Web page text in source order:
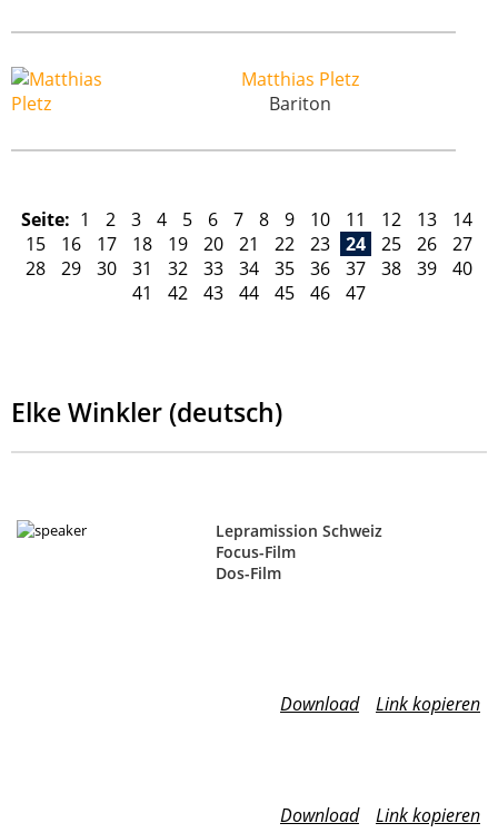
Matthias Pletz
Bariton
Seite: 1 2 3 4 5 6 7 8 9 10 11 12 13
14
15
16 17 18 19 20 21 22 23 24 25 26
27
28
29 30 31 32 33 34 35 36 37 38 39
40
41
42 43 44 45 46 47
Elke Winkler (deutsch)
Lepramission Schweiz
Focus-Film
Dos-Film
Download Link kopieren
Download Link kopieren